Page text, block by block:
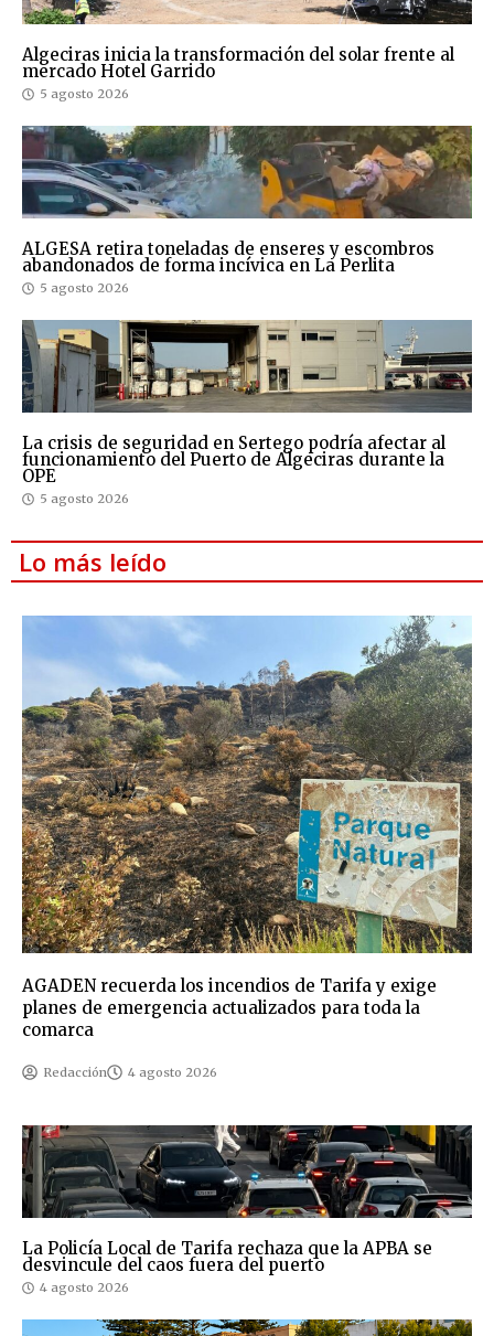
Algeciras inicia la transformación del solar frente al
mercado Hotel Garrido
5 agosto 2026
ALGESA retira toneladas de enseres y escombros
abandonados de forma incívica en La Perlita
5 agosto 2026
La crisis de seguridad en Sertego podría afectar al
funcionamiento del Puerto de Algeciras durante la
OPE
5 agosto 2026
Lo más leído
AGADEN recuerda los incendios de Tarifa y exige
planes de emergencia actualizados para toda la
comarca
Redacción 4 agosto 2026
La Policía Local de Tarifa rechaza que la APBA se
desvincule del caos fuera del puerto
4 agosto 2026